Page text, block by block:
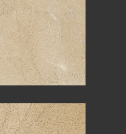
ROYAL